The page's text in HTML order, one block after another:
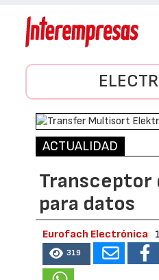
ACTUALIDAD
Transceptor
para datos
Eurofach Electrónica
319